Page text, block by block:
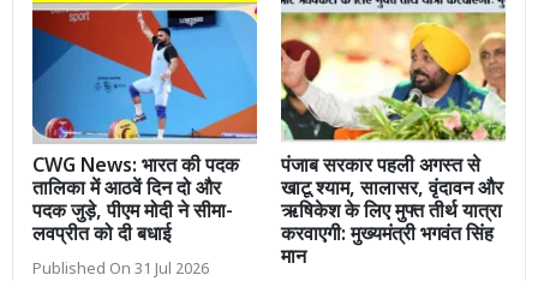
CWG News: भारत की पदक
तालिका में आठवें दिन दो और
पदक जुड़े, पीएम मोदी ने सीमा-
लवप्रीत को दी बधाई
Published On 31 Jul 2026
पंजाब सरकार पहली अगस्त से
खाटू श्याम, सालासर, वृंदावन और
ऋषिकेश के लिए मुफ्त तीर्थ यात्रा
करवाएगी: मुख्यमंत्री भगवंत सिंह
मान